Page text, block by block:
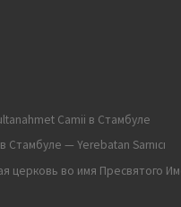
Camii в Стамбуле
Стамбуле — Yerebatan Sarnıcı
церковь во имя Пресвятого